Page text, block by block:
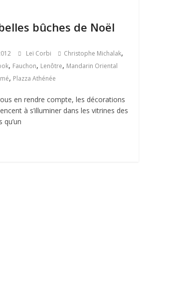
bûches de Noël
Leï Corbi Christophe Michalak,
, Fauchon, Lenôtre, Mandarin Oriental
, Plazza Athénée
en rendre compte, les décorations
à s’illuminer dans les vitrines des